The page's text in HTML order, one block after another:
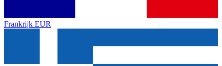
Frankrijk EUR